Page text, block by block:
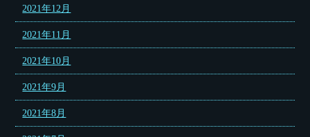
2021年12月
2021年11月
2021年10月
2021年9月
2021年8月